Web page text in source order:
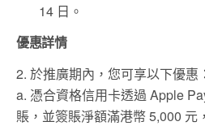
14 ⽇。
優惠詳情
2. 於推廣期內，您可享以下優惠：
a. 憑合資格信⽤卡透過 Apple
賬，並簽賬淨額滿港幣 5,000 元